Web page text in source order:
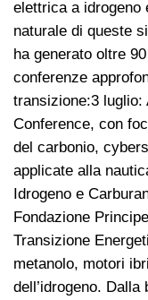
elettrica a idrogeno
naturale di queste
ha generato oltre
conferenze
transizione:3 luglio:
Conference, con
del carbonio,
applicate alla
Idrogeno e
Fondazione
Transizione
metanolo, motori
dell’idrogeno.